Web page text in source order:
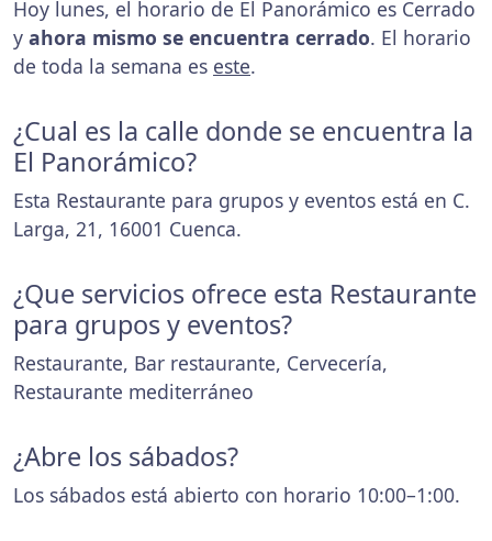
Hoy lunes, el horario de El Panorámico es Cerrado
y ahora mismo se encuentra cerrado. El horario
de toda la semana es este.
¿Cual es la calle donde se encuentra la
El Panorámico?
Esta Restaurante para grupos y eventos está en C.
Larga, 21, 16001 Cuenca.
¿Que servicios ofrece esta Restaurante
para grupos y eventos?
Restaurante, Bar restaurante, Cervecería,
Restaurante mediterráneo
¿Abre los sábados?
Los sábados está abierto con horario 10:00–1:00.